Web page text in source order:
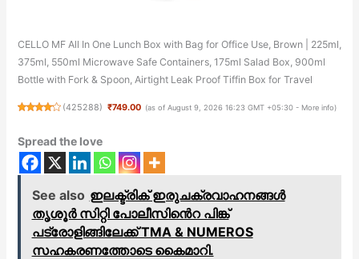
CELLO MF All In One Lunch Box with Bag for Office Use, Brown | 225ml,
375ml, 550ml Microwave Safe Containers, 175ml Salad Box, 900ml
Bottle with Fork & Spoon, Airtight Leak Proof Tiffin Box for Travel
(425288) ₹749.00 (as of August 9, 2026 16:23 GMT +05:30 - More info)
Spread the love
See also ഇലക്ട്രിക് ഇരുചക്രവാഹനങ്ങൾ
തൃശൂർ സിറ്റി പോലീസിൻെറ പിങ്ക്
പട്രോളിങ്ങിലേക്ക് TMA & NUMEROS
സഹകരണത്തോടെ കൈമാറി.